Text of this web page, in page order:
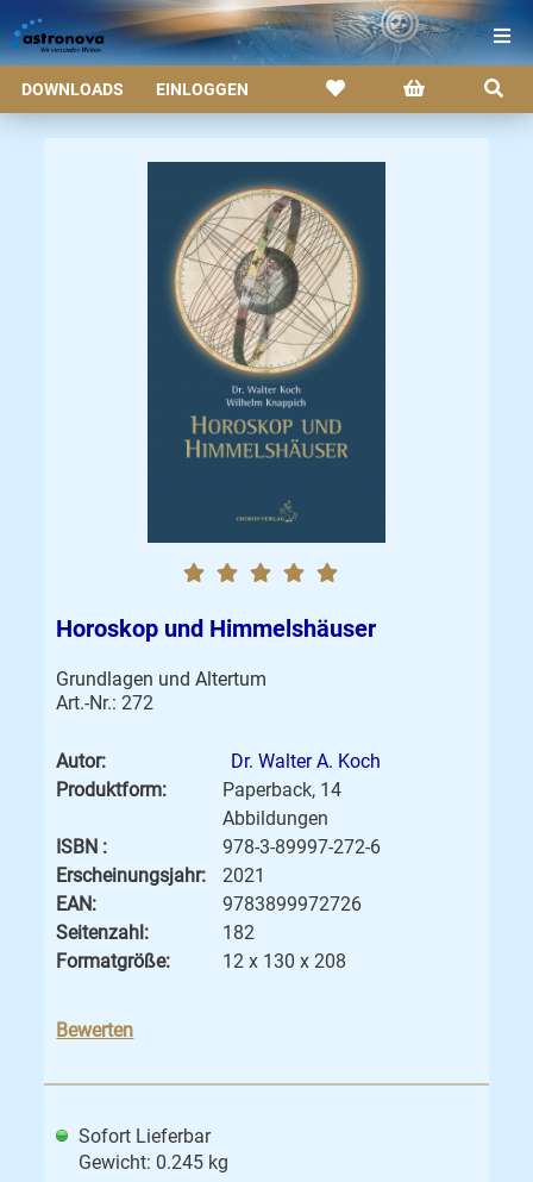
DOWNLOADS EINLOGGEN
Horoskop und Himmelshäuser
Grundlagen und Altertum
Art.-Nr.: 272
Autor:
Dr. Walter A. Koch
Produktform:
Paperback, 14
Abbildungen
ISBN :
978-3-89997-272-6
Erscheinungsjahr:
2021
EAN:
9783899972726
Seitenzahl:
182
Formatgröße:
12 x 130 x 208
Bewerten
Sofort Lieferbar
Gewicht: 0.245 kg